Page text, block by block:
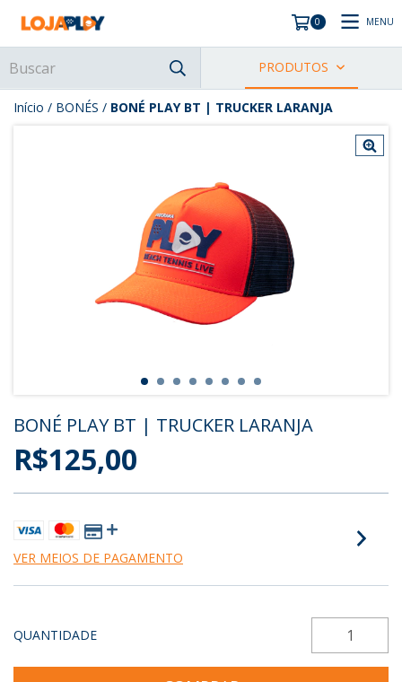
0 MENU
PRODUTOS
Início / BONÉS / BONÉ PLAY BT | TRUCKER LARANJA
BONÉ PLAY BT | TRUCKER LARANJA
R$125,00
VER MEIOS DE PAGAMENTO
QUANTIDADE